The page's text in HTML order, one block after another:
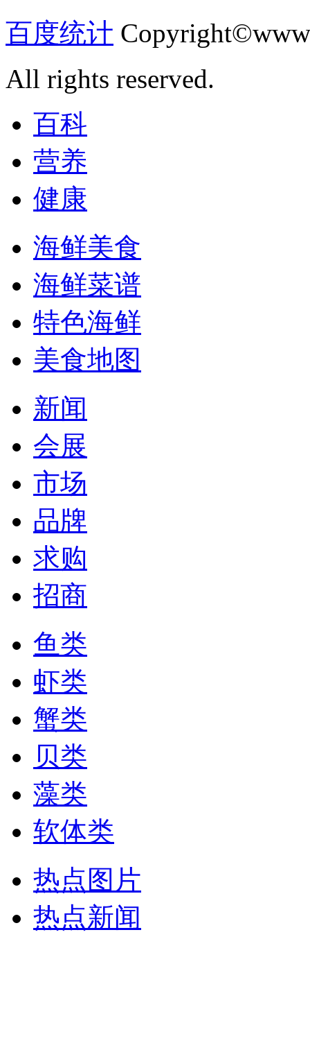
百度统计
All rights reserved.
百科
营养
健康
海鲜美食
海鲜菜谱
特色海鲜
美食地图
新闻
会展
市场
品牌
求购
招商
鱼类
虾类
蟹类
贝类
藻类
软体类
热点图片
热点新闻